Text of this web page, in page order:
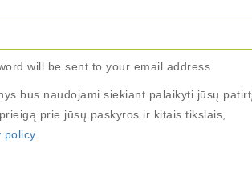
will be sent to your email address.
bus naudojami siekiant palaikyti jūsų
prie jūsų paskyros ir kitais tikslais,
policy.